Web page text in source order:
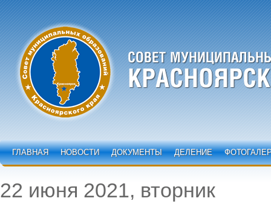
ГЛАВНАЯ НОВОСТИ ДОКУМЕНТЫ ДЕЛЕНИЕ
22 июня 2021, вторник